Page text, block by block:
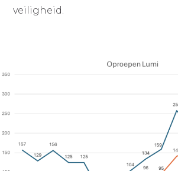
veiligheid.